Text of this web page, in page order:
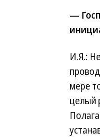
—
И.Я.:
мере
целый